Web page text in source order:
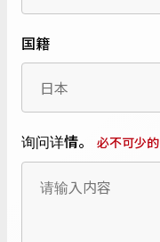
国籍
询问详情。 必不可少的